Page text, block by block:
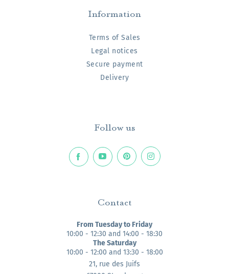
Information
Terms of Sales
Legal notices
Secure payment
Delivery
Follow us
Contact
From Tuesday to Friday
10:00 - 12:30 and 14:00 - 18:30
The Saturday
10:00 - 12:00 and 13:30 - 18:00
21, rue des Juifs